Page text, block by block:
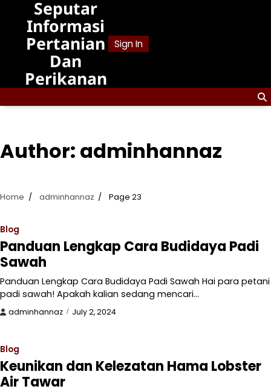
content
Seputar
Informasi
Pertanian
Dan
Perikanan
Sign In
Author: adminhannaz
Home adminhannaz Page 23
Blog
Panduan Lengkap Cara Budidaya Padi
Sawah
Panduan Lengkap Cara Budidaya Padi Sawah Hai para petani
padi sawah! Apakah kalian sedang mencari…
adminhannaz July 2, 2024
Blog
Keunikan dan Kelezatan Hama Lobster
Air Tawar